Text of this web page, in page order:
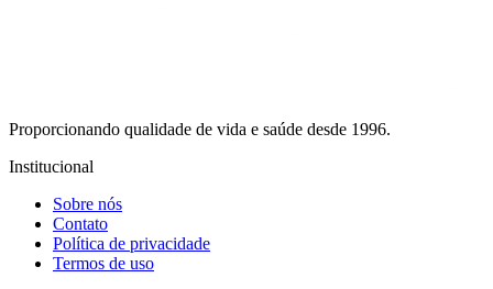
Proporcionando qualidade de vida e saúde desde 1996.
Institucional
Sobre nós
Contato
Política de privacidade
Termos de uso